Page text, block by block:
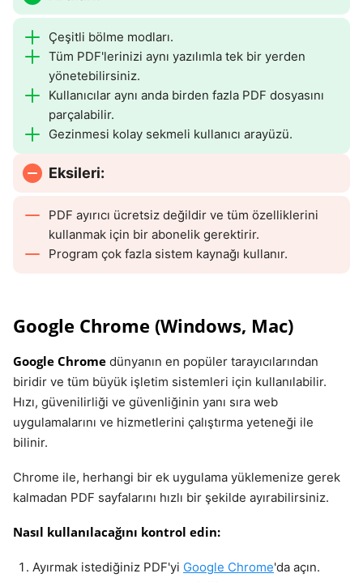
Çeşitli bölme modları.
Tüm PDF'lerinizi aynı yazılımla tek bir yerden
yönetebilirsiniz.
Kullanıcılar aynı anda birden fazla PDF dosyasını
parçalabilir.
Gezinmesi kolay sekmeli kullanıcı arayüzü.
Eksileri:
PDF ayırıcı ücretsiz değildir ve tüm özelliklerini
kullanmak için bir abonelik gerektirir.
Program çok fazla sistem kaynağı kullanır.
Google Chrome (Windows, Mac)
Google Chrome dünyanın en popüler tarayıcılarından
biridir ve tüm büyük işletim sistemleri için kullanılabilir.
Hızı, güvenilirliği ve güvenliğinin yanı sıra web
uygulamalarını ve hizmetlerini çalıştırma yeteneği ile
bilinir.
Chrome ile, herhangi bir ek uygulama yüklemenize gerek
kalmadan PDF sayfalarını hızlı bir şekilde ayırabilirsiniz.
Nasıl kullanılacağını kontrol edin:
Ayırmak istediğiniz PDF'yi Google Chrome'da açın.